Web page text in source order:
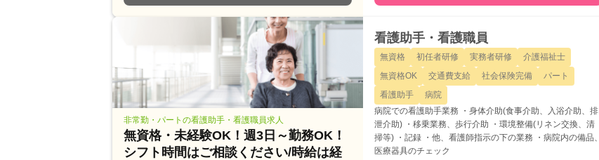
非常勤・パートの看護助手・看護職員求人
無資格・未経験OK！週3日～勤務OK！
シフト時間はご相談ください/時給は経
看護助手・看護職員
無資格 初任者研修 実務者研修
介護福祉士
無資格OK
交通費支給 社会保険完備
パート
看護助手
病院
病院での看護助手業務 ・身体介助(食事介助、入浴介助、排
泄介助) ・移乗業務、歩行介助 ・環境整備(リネン交換、清
掃等) ・記録 ・他、看護師指示の下の業務 ・病院内の備品、
医療器具のチェック